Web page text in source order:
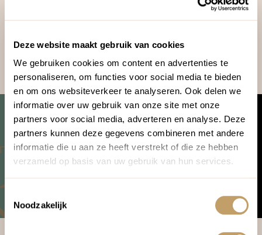
Deze website maakt gebruik van cookies
We gebruiken cookies om content en advertenties te
personaliseren, om functies voor social media te bieden
en om ons websiteverkeer te analyseren. Ook delen we
informatie over uw gebruik van onze site met onze
partners voor social media, adverteren en analyse. Deze
partners kunnen deze gegevens combineren met andere
informatie die u aan ze heeft verstrekt of die ze hebben
verzameld op basis van uw gebruik van hun services.
Noodzakelijk
Cultuur
Strand
Prijsindicatie p.p. o.b.v. middenseizoen
Liever even direct je
reiswensen bespreken met één
van onze reisexperts?
Maak telefonische belafspraak